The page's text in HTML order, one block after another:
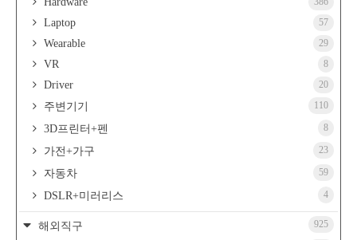
Laptop 57
Wearable 29
VR 8
Driver 20
주변기기 110
3D프린터+펜 8
가전+가구 23
자동차 59
DSLR+미러리스 4
해외직구 925